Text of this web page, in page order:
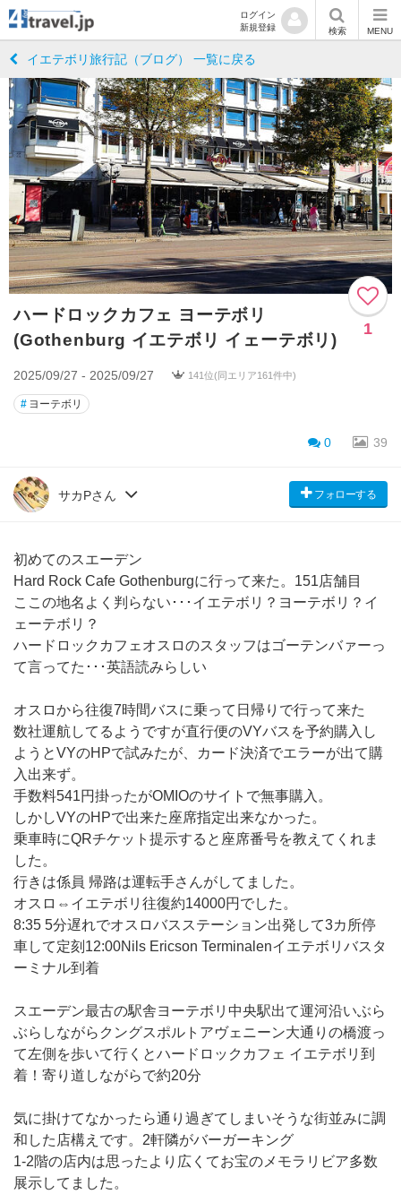
ログイン
新規登録
検索 MENU
イエテボリ旅行記（ブログ） 一覧に戻る
ハードロックカフェ ヨーテボリ
(Gothenburg イエテボリ イェーテボリ)
1
2025/09/27 - 2025/09/27 141位(同エリア161件中)
# ヨーテボリ
0 39
サカPさん フォローする
初めてのスエーデン
Hard Rock Cafe Gothenburgに行って来た。151店舗目
ここの地名よく判らない･･･イエテボリ？ヨーテボリ？イ
ェーテボリ？
ハードロックカフェオスロのスタッフはゴーテンバァーっ
て言ってた･･･英語読みらしい
オスロから往復7時間バスに乗って日帰りで行って来た
数社運航してるようですが直行便のVYバスを予約購入し
ようとVYのHPで試みたが、カード決済でエラーが出て購
入出来ず。
手数料541円掛ったがOMIOのサイトで無事購入。
しかしVYのHPで出来た座席指定出来なかった。
乗車時にQRチケット提示すると座席番号を教えてくれま
した。
行きは係員 帰路は運転手さんがしてました。
オスロ⇔イエテボリ往復約14000円でした。
8:35 5分遅れでオスロバスステーション出発して3カ所停
車して定刻12:00Nils Ericson Terminalenイエテボリバスタ
ーミナル到着
スエーデン最古の駅舎ヨーテボリ中央駅出て運河沿いぶら
ぶらしながらクングスポルトアヴェニーン大通りの橋渡っ
て左側を歩いて行くとハードロックカフェ イエテボリ到
着！寄り道しながらで約20分
気に掛けてなかったら通り過ぎてしまいそうな街並みに調
和した店構えです。2軒隣がバーガーキング
1-2階の店内は思ったより広くてお宝のメモラリビア多数
展示してました。